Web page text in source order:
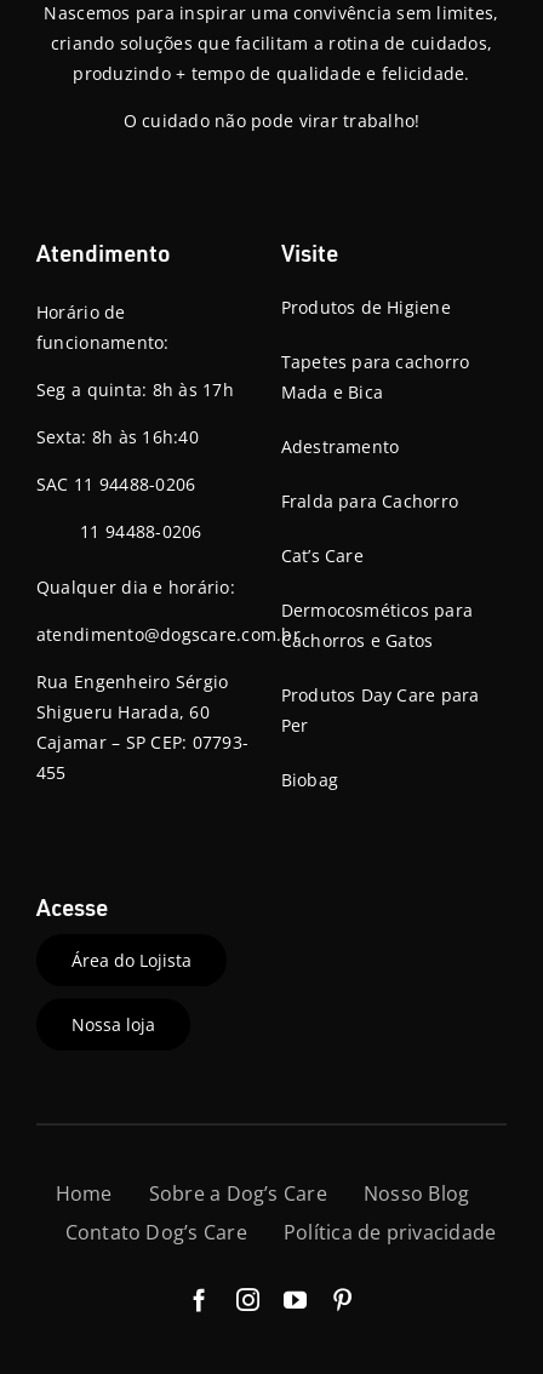
Nascemos para inspirar uma convivência sem limites,
criando soluções que facilitam a rotina de cuidados,
produzindo + tempo de qualidade e felicidade.
O cuidado não pode virar trabalho!
Atendimento
Horário de
funcionamento:
Seg a quinta: 8h às 17h
Sexta: 8h às 16h:40
SAC 11 94488-0206
11 94488-0206
Qualquer dia e horário:
atendimento@dogscare.com.br
Rua Engenheiro Sérgio
Shigueru Harada, 60
Cajamar – SP CEP: 07793-
455
Visite
Produtos de Higiene
Tapetes para cachorro
Mada e Bica
Adestramento
Fralda para Cachorro
Cat’s Care
Dermocosméticos para
Cachorros e Gatos
Produtos Day Care para
Per
Biobag
Acesse
Área do Lojista
Nossa loja
Home Sobre a Dog’s Care
Nosso Blog
Contato Dog’s Care
Política de privacidade